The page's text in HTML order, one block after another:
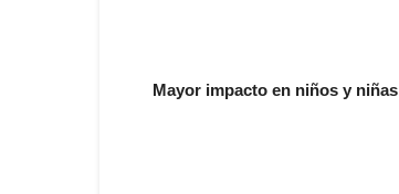
Mayor impacto en niños y niñas